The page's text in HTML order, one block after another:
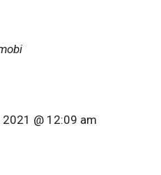
2021 @ 12:09 am